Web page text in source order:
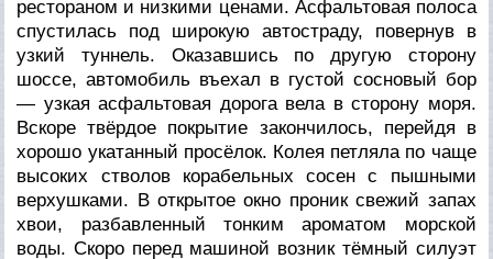
рестораном и низкими ценами. Асфальтовая полоса
спустилась под широкую автостраду, повернув в
узкий туннель. Оказавшись по другую сторону
шоссе, автомобиль въехал в густой сосновый бор
— узкая асфальтовая дорога вела в сторону моря.
Вскоре твёрдое покрытие закончилось, перейдя в
хорошо укатанный просёлок. Колея петляла по чаще
высоких стволов корабельных сосен с пышными
верхушками. В открытое окно проник свежий запах
хвои, разбавленный тонким ароматом морской
воды. Скоро перед машиной возник тёмный силуэт